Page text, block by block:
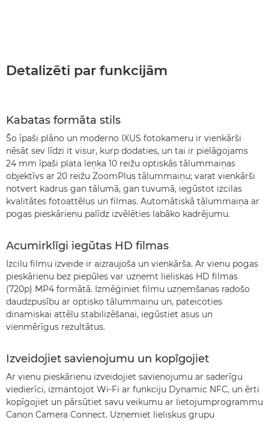
Detalizēti par funkcijām
Kabatas formāta stils
Šo īpaši plāno un moderno IXUS fotokameru ir vienkārši
nēsāt sev līdzi it visur, kurp dodaties, un tai ir pielāgojams
24 mm īpaši plata leņķa 10 reižu optiskās tālummaiņas
objektīvs ar 20 reižu ZoomPlus tālummaiņu; varat vienkārši
notvert kadrus gan tālumā, gan tuvumā, iegūstot izcilas
kvalitātes fotoattēlus un filmas. Automātiskā tālummaiņa ar
pogas pieskārienu palīdz izvēlēties labāko kadrējumu.
Acumirklīgi iegūtas HD filmas
Izcilu filmu izveide ir aizraujoša un vienkārša. Ar vienu pogas
pieskārienu bez piepūles var uzņemt lieliskas HD filmas
(720p) MP4 formātā. Izmēģiniet filmu uzņemšanas radošo
daudzpusību ar optisko tālummaiņu un, pateicoties
dinamiskai attēlu stabilizēšanai, iegūstiet asus un
vienmērīgus rezultātus.
Izveidojiet savienojumu un kopīgojiet
Ar vienu pieskārienu izveidojiet savienojumu ar saderīgu
viedierīci, izmantojot Wi-Fi ar funkciju Dynamic NFC, un ērti
kopīgojiet un pārsūtiet savu veikumu ar lietojumprogrammu
Canon Camera Connect. Uzņemiet lieliskus grupu